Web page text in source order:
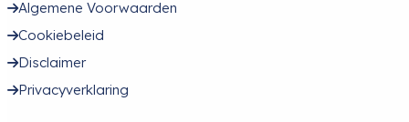
Algemene Voorwaarden
Cookiebeleid
Disclaimer
Privacyverklaring